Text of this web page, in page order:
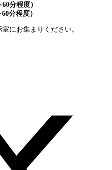
分程度）
分程度）
にお集まりください。